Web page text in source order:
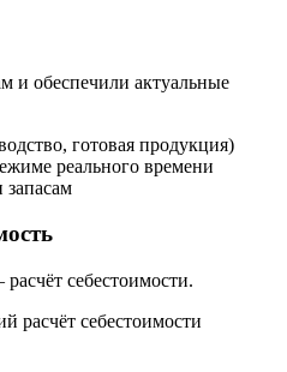
и обеспечили актуальные
готовая продукция)
реального времени
себестоимости.
расчёт себестоимости